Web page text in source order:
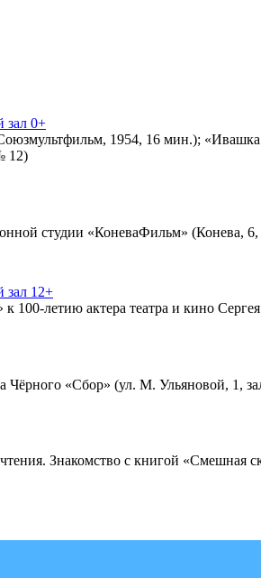
зал 0+
1954, 16 мин.);
12)
студии «КоневаФильм» (Конева,
зал 12+
100-летию актера театра и кино
Чёрного «Сбор» (ул. М. Ульяновой, 1,
Знакомство с книгой «Смешная